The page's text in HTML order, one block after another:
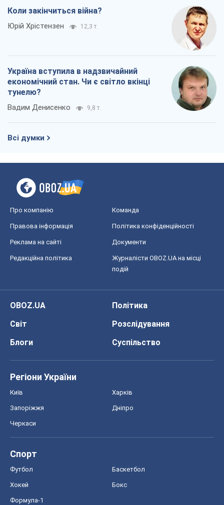
Коли закінчиться війна?
Юрій Хрістензен 12,3 т.
Україна вступила в надзвичайний
економічний стан. Чи є світло вкінці
тунелю?
Вадим Денисенко 9,8 т.
Всі думки
Про компанію Команда
Правова інформація Політика конфіденційності
Реклама на сайті Документи
Редакційна політика
Журналісти OBOZ.UA на місці
подій
OBOZ.UA
Політика
Світ
Розслідування
Блоги
Суспільство
Регіони України
Київ Харків
Запоріжжя Дніпро
Черкаси
Спорт
Футбол Баскетбол
Хокей Бокс
Формула-1